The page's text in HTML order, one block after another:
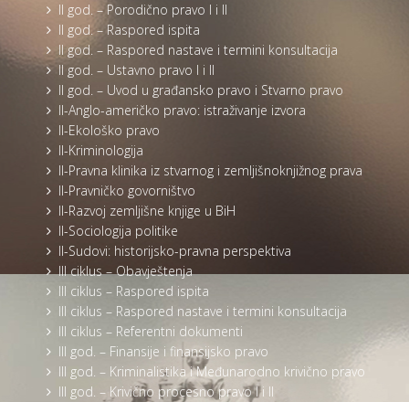
II god. – Porodično pravo I i II
II god. – Raspored ispita
II god. – Raspored nastave i termini konsultacija
II god. – Ustavno pravo I i II
II god. – Uvod u građansko pravo i Stvarno pravo
II-Anglo-američko pravo: istraživanje izvora
II-Ekološko pravo
II-Kriminologija
II-Pravna klinika iz stvarnog i zemljišnoknjižnog prava
II-Pravničko govorništvo
II-Razvoj zemljišne knjige u BiH
II-Sociologija politike
II-Sudovi: historijsko-pravna perspektiva
III ciklus – Obavještenja
III ciklus – Raspored ispita
III ciklus – Raspored nastave i termini konsultacija
III ciklus – Referentni dokumenti
III god. – Finansije i finansijsko pravo
III god. – Kriminalistika i Međunarodno krivično pravo
III god. – Krivično procesno pravo I i II